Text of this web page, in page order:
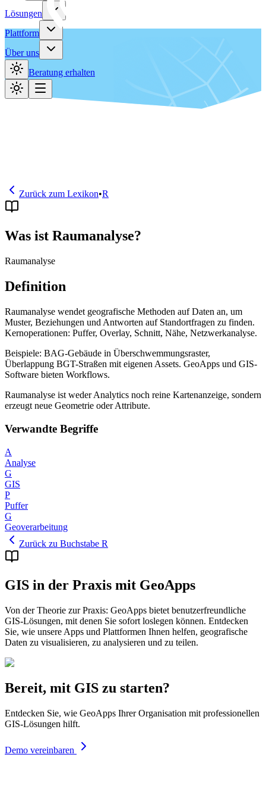
Lösungen
Plattform
Über uns
Beratung erhalten
Zurück zum Lexikon•R
Was ist Raumanalyse?
Raumanalyse
Definition
Raumanalyse wendet geografische Methoden auf Daten an, um
Muster, Beziehungen und Antworten auf Standortfragen zu finden.
Kernoperationen: Puffer, Overlay, Schnitt, Nähe, Netzwerkanalyse.
Beispiele: BAG-Gebäude in Überschwemmungsraster,
Überlappung BGT-Straßen mit eigenen Assets. GeoApps und GIS-
Software bieten Workflows.
Raumanalyse ist weder Analytics noch reine Kartenanzeige, sondern
erzeugt neue Geometrie oder Attribute.
Verwandte Begriffe
A
Analyse
G
GIS
P
Puffer
G
Geoverarbeitung
Zurück zu Buchstabe R
GIS in der Praxis mit GeoApps
Von der Theorie zur Praxis: GeoApps bietet benutzerfreundliche
GIS-Lösungen, mit denen Sie sofort loslegen können. Entdecken
Sie, wie unsere Apps und Plattformen Ihnen helfen, geografische
Daten zu visualisieren, zu analysieren und zu teilen.
Bereit, mit GIS zu starten?
Entdecken Sie, wie GeoApps Ihrer Organisation mit professionellen
GIS-Lösungen hilft.
Demo vereinbaren